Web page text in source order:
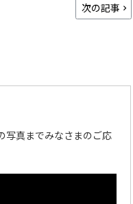
次の記事
写真までみなさまのご応